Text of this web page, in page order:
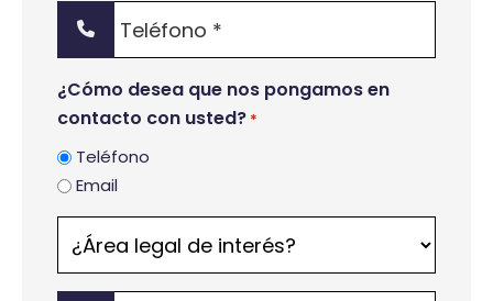
Teléfono
¿Cómo desea que nos pongamos en
contacto con usted? *
Teléfono
Email
¿Área
legal
de